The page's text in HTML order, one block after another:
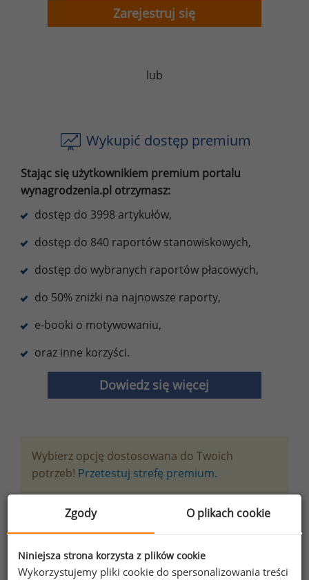
Zarejestruj się
lub
Wykupić dostęp premium
Stając się użytkownikiem premium portalu
wynagrodzenia.pl otrzymasz:
dostęp do 3998 artykułów,
dostęp do 840 raportów stanowiskowych,
dostęp do wybranych raportów płacowych,
do 50% zniżki na najnowsze raporty,
e-booki o motywowaniu,
oraz inne korzyści.
Dowiedz się więcej
Wybierz opcję dostosowana do Twoich
potrzeb! Przetestuj strefę premium.
Chcesz na bieżąco śledzić najnowsze informacje o
wynagrodzeniach?
Zapisz się do newslettera!
Zgody O plikach cookie
Niniejsza strona korzysta z plików cookie
Wykorzystujemy pliki cookie do spersonalizowania treści